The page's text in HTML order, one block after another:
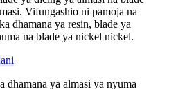
Vifungashio ni pamoja na
dhamana ya resin, blade ya
na blade ya nickel nickel.